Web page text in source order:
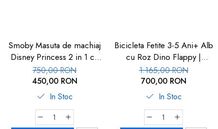
Smoby Masuta de machiaj
Disney Princess 2 in 1 cu
accesorii
750,00 RON
450,00 RON
In Stoc
Bicicleta Fetite 3-5 Ani+ Alb
cu Roz Dino Flappy |
Carboysafety
1.165,00 RON
700,00 RON
In Stoc